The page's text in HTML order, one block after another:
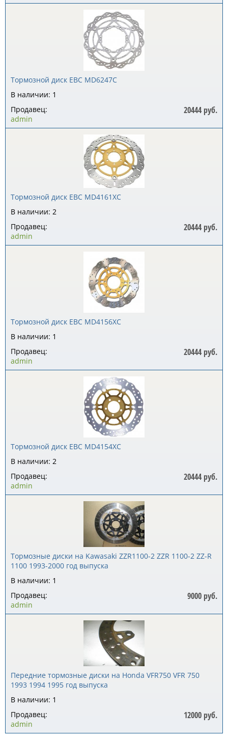
Тормозной диск EBC MD6247C
В наличии: 1
20444 руб.
Продавец:
admin
Тормозной диск EBC MD4161XC
В наличии: 2
20444 руб.
Продавец:
admin
Тормозной диск EBC MD4156XC
В наличии: 1
20444 руб.
Продавец:
admin
Тормозной диск EBC MD4154XC
В наличии: 2
20444 руб.
Продавец:
admin
Тормозные диски на Kawasaki ZZR1100-2 ZZR 1100-2 ZZ-R
1100 1993-2000 год выпуска
В наличии: 1
9000 руб.
Продавец:
admin
Передние тормозные диски на Honda VFR750 VFR 750
1993 1994 1995 год выпуска
В наличии: 1
12000 руб.
Продавец:
admin